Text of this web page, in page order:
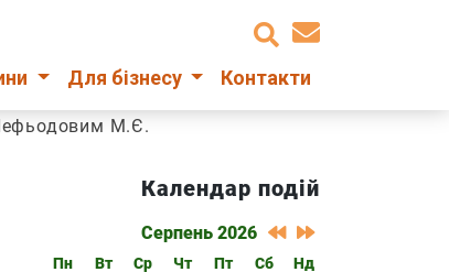
Для бізнесу Контакти
М.Є.
Календар подій
Серпень 2026
Пн Вт Ср Чт Пт Сб Нд